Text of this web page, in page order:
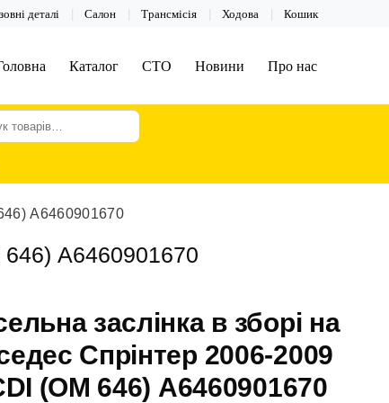
деталі Салон Трансмісія Ходова Кошик
Каталог СТО Новини Про нас
А6460901670
646) А6460901670
заслінка в зборі на
Спрінтер 2006-2009
(OM 646) А6460901670